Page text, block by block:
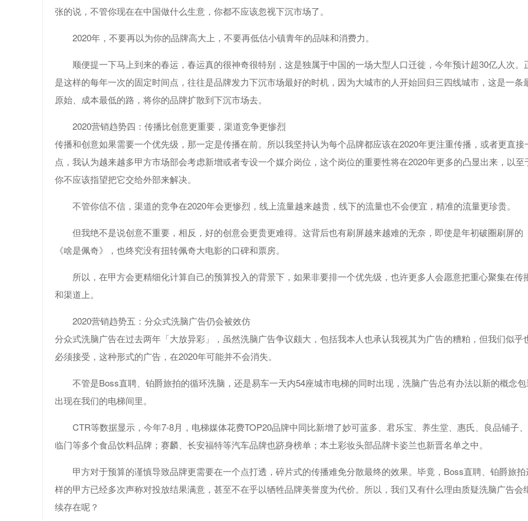
张的说，不管你现在在中国做什么生意，你都不应该忽视下沉市场了。
2020年，不要再以为你的品牌高大上，不要再低估小镇青年的品味和消费力。
顺便提一下马上到来的春运，春运真的很神奇很特别，这是独属于中国的一场大型人口迁徙，今年预计超30亿人次。
是这样的每年一次的固定时间点，往往是品牌发力下沉市场最好的时机，因为大城市的人开始回归三四线城市，这是一条
原始、成本最低的路，将你的品牌扩散到下沉市场去。
2020营销趋势四：传播比创意更重要，渠道竞争更惨烈
传播和创意如果需要一个优先级，那一定是传播在前。所以我坚持认为每个品牌都应该在2020年更注重传播，或者更直接
点，我认为越来越多甲方市场部会考虑新增或者专设一个媒介岗位，这个岗位的重要性将在2020年更多的凸显出来，以至
你不应该指望把它交给外部来解决。
不管你信不信，渠道的竞争在2020年会更惨烈，线上流量越来越贵，线下的流量也不会便宜，精准的流量更珍贵。
但我绝不是说创意不重要，相反，好的创意会更贵更难得。这背后也有刷屏越来越难的无奈，即使是年初破圈刷屏的
《啥是佩奇》，也终究没有扭转佩奇大电影的口碑和票房。
所以，在甲方会更精细化计算自己的预算投入的背景下，如果非要排一个优先级，也许更多人会愿意把重心聚集在传
和渠道上。
2020营销趋势五：分众式洗脑广告仍会被效仿
分众式洗脑广告在过去两年「大放异彩」，虽然洗脑广告争议颇大，包括我本人也承认我视其为广告的糟粕，但我们似乎
必须接受，这种形式的广告，在2020年可能并不会消失。
不管是Boss直聘、铂爵旅拍的循环洗脑，还是易车一天内54座城市电梯的同时出现，洗脑广告总有办法以新的概念包
出现在我们的电梯间里。
CTR等数据显示，今年7-8月，电梯媒体花费TOP20品牌中同比新增了妙可蓝多、君乐宝、养生堂、惠氏、良品铺子
临门等多个食品饮料品牌；赛麟、长安福特等汽车品牌也跻身榜单；本土彩妆头部品牌卡姿兰也新晋名单之中。
甲方对于预算的谨慎导致品牌更需要在一个点打透，碎片式的传播难免分散最终的效果。毕竟，Boss直聘、铂爵旅拍
样的甲方已经多次声称对投放结果满意，甚至不在乎以牺牲品牌美誉度为代价。所以，我们又有什么理由质疑洗脑广告会
续存在呢？